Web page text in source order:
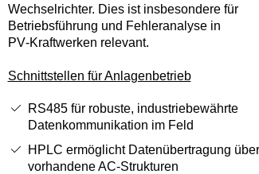
Wechselrichter. Dies ist insbesondere für
Betriebsführung und Fehleranalyse in
PV‑Kraftwerken relevant.
Schnittstellen für Anlagenbetrieb
RS485 für robuste, industriebewährte
Datenkommunikation im Feld
HPLC ermöglicht Datenübertragung über
vorhandene AC‑Strukturen